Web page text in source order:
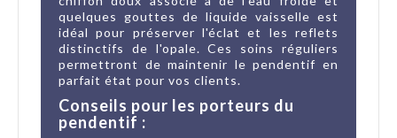
quelques gouttes de liquide vaisselle est
idéal pour préserver l'éclat et les reflets
distinctifs de l'opale. Ces soins réguliers
permettront de maintenir le pendentif en
parfait état pour vos clients.
Conseils pour les porteurs du
pendentif :